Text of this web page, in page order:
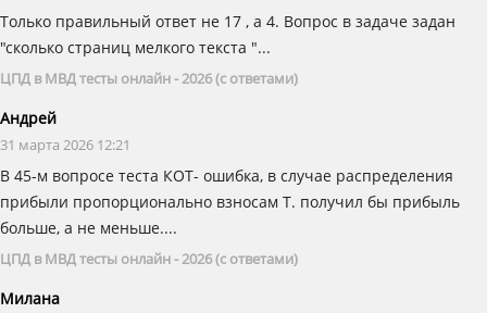
Только правильный ответ не 17 , а 4. Вопрос в задаче задан
"сколько страниц мелкого текста "...
ЦПД в МВД тесты онлайн - 2026 (с ответами)
Андрей
31 марта 2026 12:21
В 45-м вопросе теста КОТ- ошибка, в случае распределения
прибыли пропорционально взносам Т. получил бы прибыль
больше, а не меньше....
ЦПД в МВД тесты онлайн - 2026 (с ответами)
Милана